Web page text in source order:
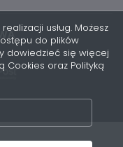
usług. Możesz
do plików
dowiedzieć się więcej
Cookies oraz Polityką